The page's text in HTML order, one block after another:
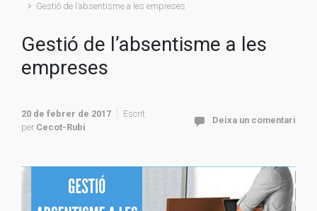
Gestió de l’absentisme a les empreses
Gestió de l’absentisme a les
empreses
20 de febrer de 2017
Escrit
per Cecot-Rubi
Deixa un comentari